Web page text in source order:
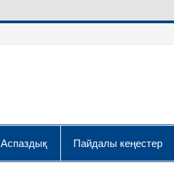
Аспаздық Пайдалы кеңестер